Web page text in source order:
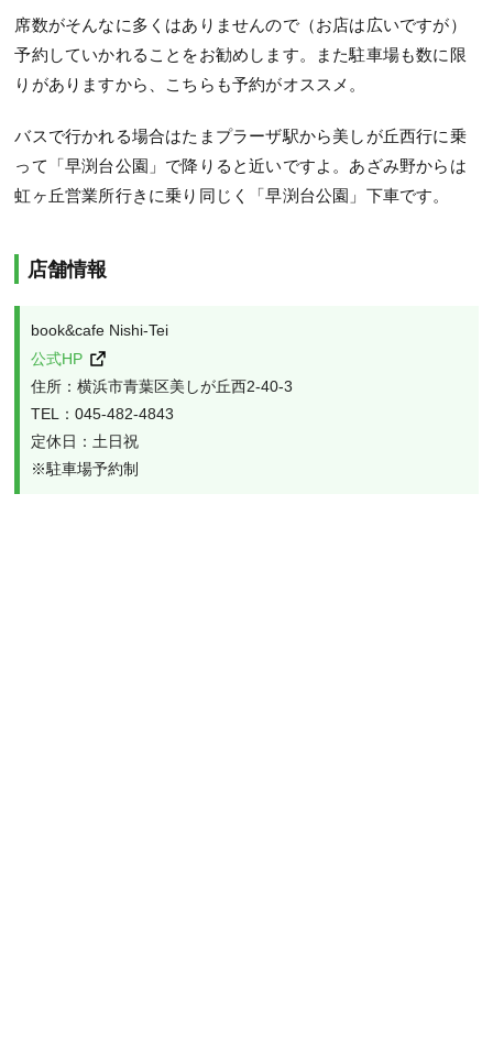
席数がそんなに多くはありませんので（お店は広いですが）
予約していかれることをお勧めします。また駐車場も数に限
りがありますから、こちらも予約がオススメ。
バスで行かれる場合はたまプラーザ駅から美しが丘西行に乗
って「早渕台公園」で降りると近いですよ。あざみ野からは
虹ヶ丘営業所行きに乗り同じく「早渕台公園」下車です。
店舗情報
book&cafe Nishi-Tei
公式HP
住所：横浜市青葉区美しが丘西2-40-3
TEL：045-482-4843
定休日：土日祝
※駐車場予約制